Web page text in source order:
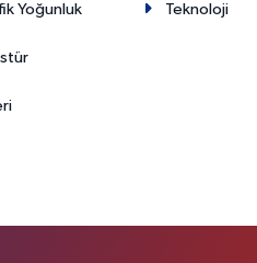
Yoğunluk
Teknoloji